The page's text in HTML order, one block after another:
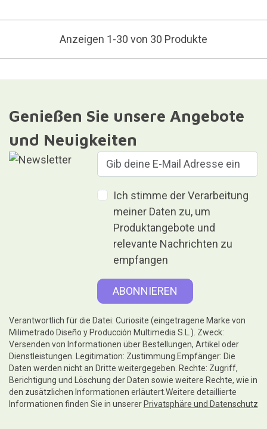
Anzeigen 1-30 von 30 Produkte
Genießen Sie unsere Angebote
und Neuigkeiten
Ich stimme der Verarbeitung
meiner Daten zu, um
Produktangebote und
relevante Nachrichten zu
empfangen
Verantwortlich für die Datei: Curiosite (eingetragene Marke von
Milimetrado Diseño y Producción Multimedia S.L.). Zweck:
Versenden von Informationen über Bestellungen, Artikel oder
Dienstleistungen. Legitimation: Zustimmung.Empfänger: Die
Daten werden nicht an Dritte weitergegeben. Rechte: Zugriff,
Berichtigung und Löschung der Daten sowie weitere Rechte, wie in
den zusätzlichen Informationen erläutert.Weitere detaillierte
Informationen finden Sie in unserer Privatsphäre und Datenschutz